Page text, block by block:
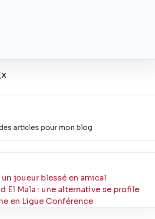
X
articles pour mon blog
joueur blessé en amical
El Mala : une alternative se profile
en Ligue Conférence